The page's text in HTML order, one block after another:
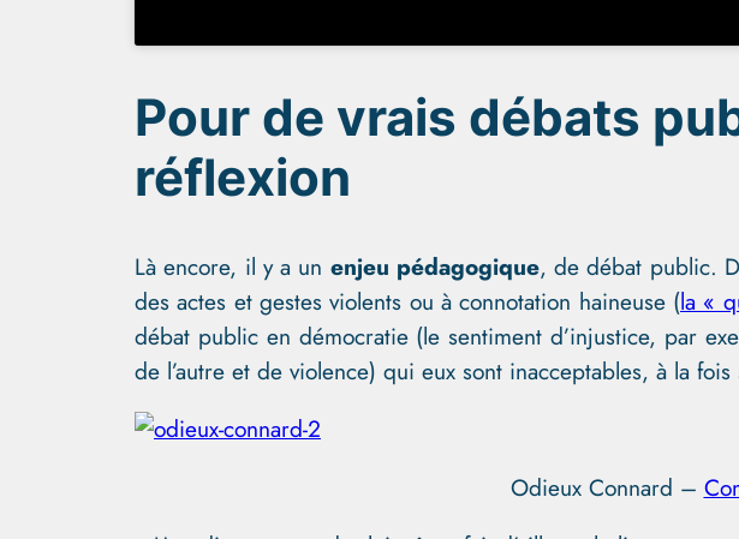
Pour de vrais débats
réflexion
Là encore, il y a un enjeu pédagogique, de débat public.
des actes et gestes violents ou à connotation haineuse (la «
débat public en démocratie (le sentiment d’injustice, par
de l’autre et de violence) qui eux sont inacceptables, à la
Odieux Connard –